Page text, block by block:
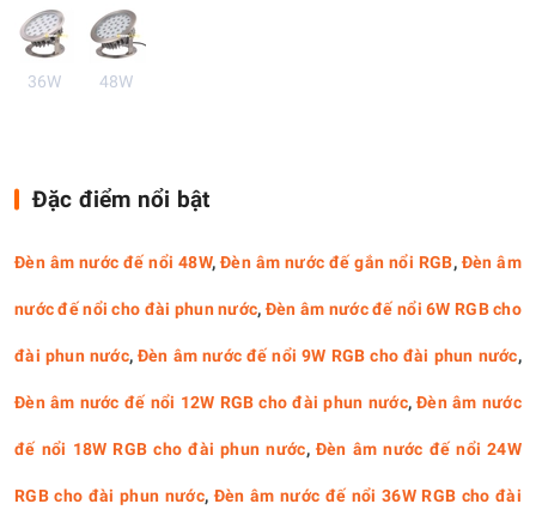
36W 48W
Đặc điểm nổi bật
Đèn âm nước đế nổi 48W,Đèn âm nước đế gắn nổi RGB, Đèn âm
nước đế nổi cho đài phun nước, Đèn âm nước đế nổi 6W RGB cho
đài phun nước, Đèn âm nước đế nổi 9W RGB cho đài phun nước,
Đèn âm nước đế nổi 12W RGB cho đài phun nước,Đèn âm nước
đế nổi 18W RGB cho đài phun nước, Đèn âm nước đế nổi 24W
RGB cho đài phun nước, Đèn âm nước đế nổi 36W RGB cho đài